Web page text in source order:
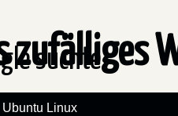
zufälliges
suchte
Ubuntu Linux